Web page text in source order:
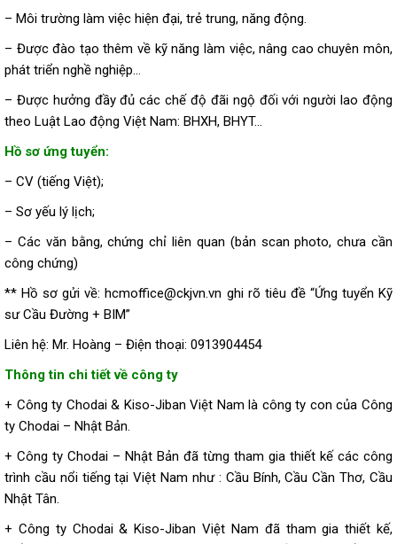
– Môi trường làm việc hiện đại, trẻ trung, năng động.
– Được đào tạo thêm về kỹ năng làm việc, nâng cao chuyên môn,
phát triển nghề nghiệp…
– Được hưởng đầy đủ các chế độ đãi ngộ đối với người lao động
theo Luật Lao động Việt Nam: BHXH, BHYT…
Hồ sơ ứng tuyển:
– CV (tiếng Việt);
– Sơ yếu lý lịch;
– Các văn bằng, chứng chỉ liên quan (bản scan photo, chưa cần
công chứng)
** Hồ sơ gửi về: hcmoffice@ckjvn.vn ghi rõ tiêu đề “Ứng tuyển Kỹ
sư Cầu Đường + BIM”
Liên hệ: Mr. Hoàng – Điện thoại: 0913904454
Thông tin chi tiết về công ty
+ Công ty Chodai & Kiso-Jiban Việt Nam là công ty con của Công
ty Chodai – Nhật Bản.
+ Công ty Chodai – Nhật Bản đã từng tham gia thiết kế các công
trình cầu nổi tiếng tại Việt Nam như : Cầu Bính, Cầu Cần Thơ, Cầu
Nhật Tân.
+ Công ty Chodai & Kiso-Jiban Việt Nam đã tham gia thiết kế,